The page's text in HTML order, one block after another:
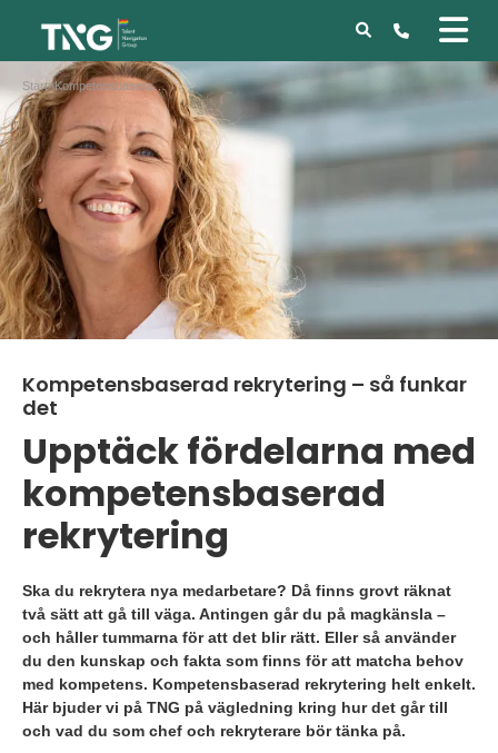
Start» Kompetensbaserad rekrytering – så funkar det
Kompetensbaserad rekrytering – så funkar
det
Upptäck fördelarna med
kompetensbaserad
rekrytering
Ska du rekrytera nya medarbetare? Då finns grovt räknat
två sätt att gå till väga. Antingen går du på magkänsla –
och håller tummarna för att det blir rätt. Eller så använder
du den kunskap och fakta som finns för att matcha behov
med kompetens. Kompetensbaserad rekrytering helt enkelt.
Här bjuder vi på TNG på vägledning kring hur det går till
och vad du som chef och rekryterare bör tänka på.